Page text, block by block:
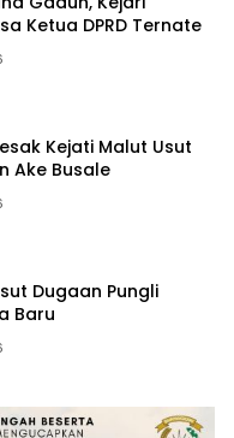
Ketua DPRD Ternate
Kejati Malut Usut
Ake Busale
Dugaan Pungli
Baru